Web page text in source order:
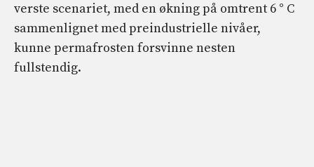
verste scenariet, med en økning på omtrent 6 ° C
sammenlignet med preindustrielle nivåer,
kunne permafrosten forsvinne nesten
fullstendig.